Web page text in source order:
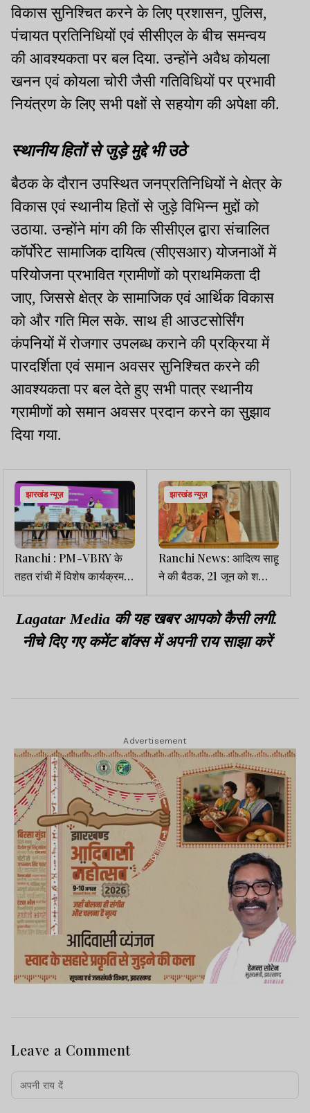
विकास सुनिश्चित करने के लिए प्रशासन, पुलिस,
पंचायत प्रतिनिधियों एवं सीसीएल के बीच समन्वय
की आवश्यकता पर बल दिया. उन्होंने अवैध कोयला
खनन एवं कोयला चोरी जैसी गतिविधियों पर प्रभावी
नियंत्रण के लिए सभी पक्षों से सहयोग की अपेक्षा की.
स्थानीय हितों से जुड़े मुद्दे भी उठे
बैठक के दौरान उपस्थित जनप्रतिनिधियों ने क्षेत्र के
विकास एवं स्थानीय हितों से जुड़े विभिन्न मुद्दों को
उठाया. उन्होंने मांग की कि सीसीएल द्वारा संचालित
कॉर्पोरेट सामाजिक दायित्व (सीएसआर) योजनाओं में
परियोजना प्रभावित ग्रामीणों को प्राथमिकता दी
जाए, जिससे क्षेत्र के सामाजिक एवं आर्थिक विकास
को और गति मिल सके. साथ ही आउटसोर्सिंग
कंपनियों में रोजगार उपलब्ध कराने की प्रक्रिया में
पारदर्शिता एवं समान अवसर सुनिश्चित करने की
आवश्यकता पर बल देते हुए सभी पात्र स्थानीय
ग्रामीणों को समान अवसर प्रदान करने का सुझाव
दिया गया.
झारखंड न्यूज़
Ranchi : PM-VBRY के
तहत रांची में विशेष कार्यक्रम,
लाभार्थियों को मिली प्रोत्साहन
राशि
झारखंड न्यूज़
Ranchi News: आदित्य साहू
ने की बैठक, 21 जून को शक्ति
केंद्रों पर योगा कार्यक्रम का
निर्देश
Lagatar Media की यह खबर आपको कैसी लगी.
नीचे दिए गए कमेंट बॉक्स में अपनी राय साझा करें
Advertisement
Leave a Comment